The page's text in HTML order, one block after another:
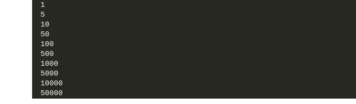
1
5
10
50
100
500
1000
5000
10000
50000